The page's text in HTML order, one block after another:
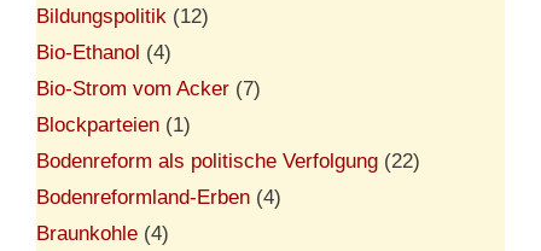
Bildungspolitik (12)
Bio-Ethanol (4)
Bio-Strom vom Acker (7)
Blockparteien (1)
Bodenreform als politische Verfolgung (22)
Bodenreformland-Erben (4)
Braunkohle (4)